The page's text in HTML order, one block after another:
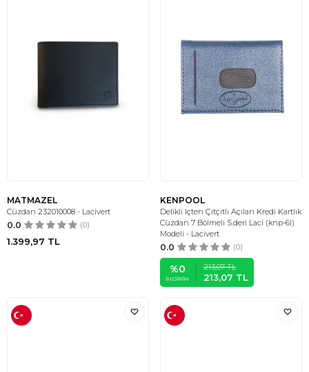
MATMAZEL
Cüzdan 232010008 - Lacivert
0.0 (0)
1.399,97 TL
KENPOOL
Delikli Içten Çıtçıtlı Açılan Kredi Kartlık
Cüzdan 7 Bölmeli S.deri Laci (knp-6l)
Modeli - Lacivert
0.0 (0)
%0
İNDIRIM
213,07TL
213,07 TL